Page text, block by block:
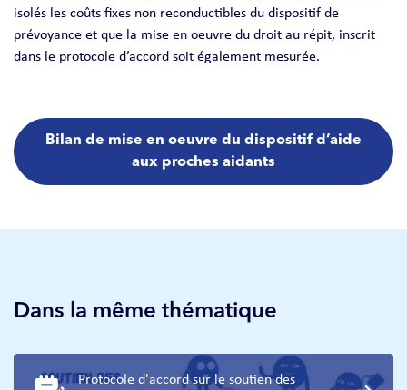
isolés les coûts fixes non reconductibles du dispositif de
prévoyance et que la mise en oeuvre du droit au répit, inscrit
dans le protocole d’accord soit également mesurée.
Bilan de mise en oeuvre du dispositif d’aide
aux proches aidants
Dans la même thématique
Protocole d'accord sur le soutien des